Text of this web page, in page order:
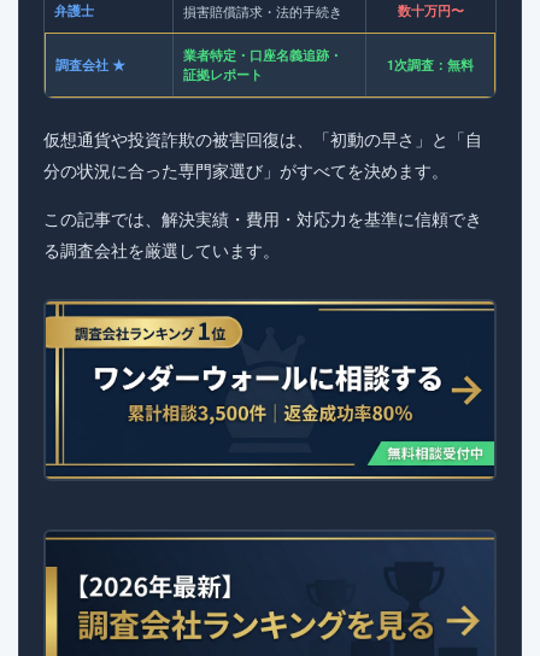
弁護士 損害賠償請求・法的手続き 数十万円〜
調査会社 ★
業者特定・口座名義追跡・
証拠レポート
1次調査：無料
仮想通貨や投資詐欺の被害回復は、「初動の早さ」と「自
分の状況に合った専門家選び」がすべてを決めます。
この記事では、解決実績・費用・対応力を基準に信頼でき
る調査会社を厳選しています。